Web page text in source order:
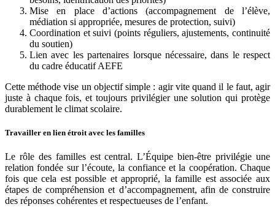
Mise en place d’actions (accompagnement de l’élève,
médiation si appropriée, mesures de protection, suivi)
Coordination et suivi (points réguliers, ajustements, continuité
du soutien)
Lien avec les partenaires lorsque nécessaire, dans le respect
du cadre éducatif AEFE
Cette méthode vise un objectif simple : agir vite quand il le faut, agir
juste à chaque fois, et toujours privilégier une solution qui protège
durablement le climat scolaire.
Travailler en lien étroit avec les familles
Le rôle des familles est central. L’Équipe bien-être privilégie une
relation fondée sur l’écoute, la confiance et la coopération. Chaque
fois que cela est possible et approprié, la famille est associée aux
étapes de compréhension et d’accompagnement, afin de construire
des réponses cohérentes et respectueuses de l’enfant.